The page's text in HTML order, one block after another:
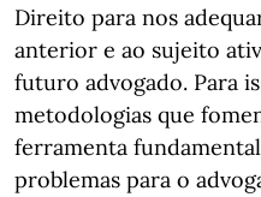
Direito para nos
anterior e ao sujeito
futuro advogado. Para
metodologias que
ferramenta
problemas para o